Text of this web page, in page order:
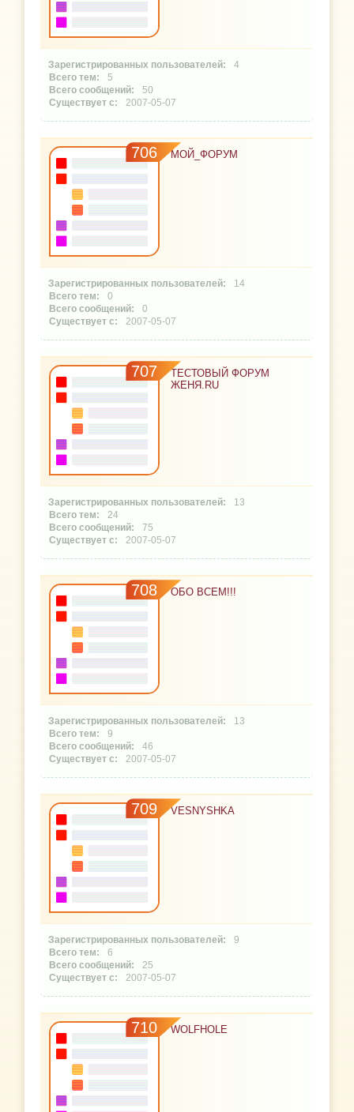
4
5
50
2007-05-07
706 МОЙ_ФОРУМ
14
0
0
2007-05-07
707
ТЕСТОВЫЙ ФОРУМ
ЖЕНЯ.RU
13
24
75
2007-05-07
708 ОБО ВСЕМ!!!
13
9
46
2007-05-07
709 VESNYSHKA
9
6
25
2007-05-07
710 WOLFHOLE